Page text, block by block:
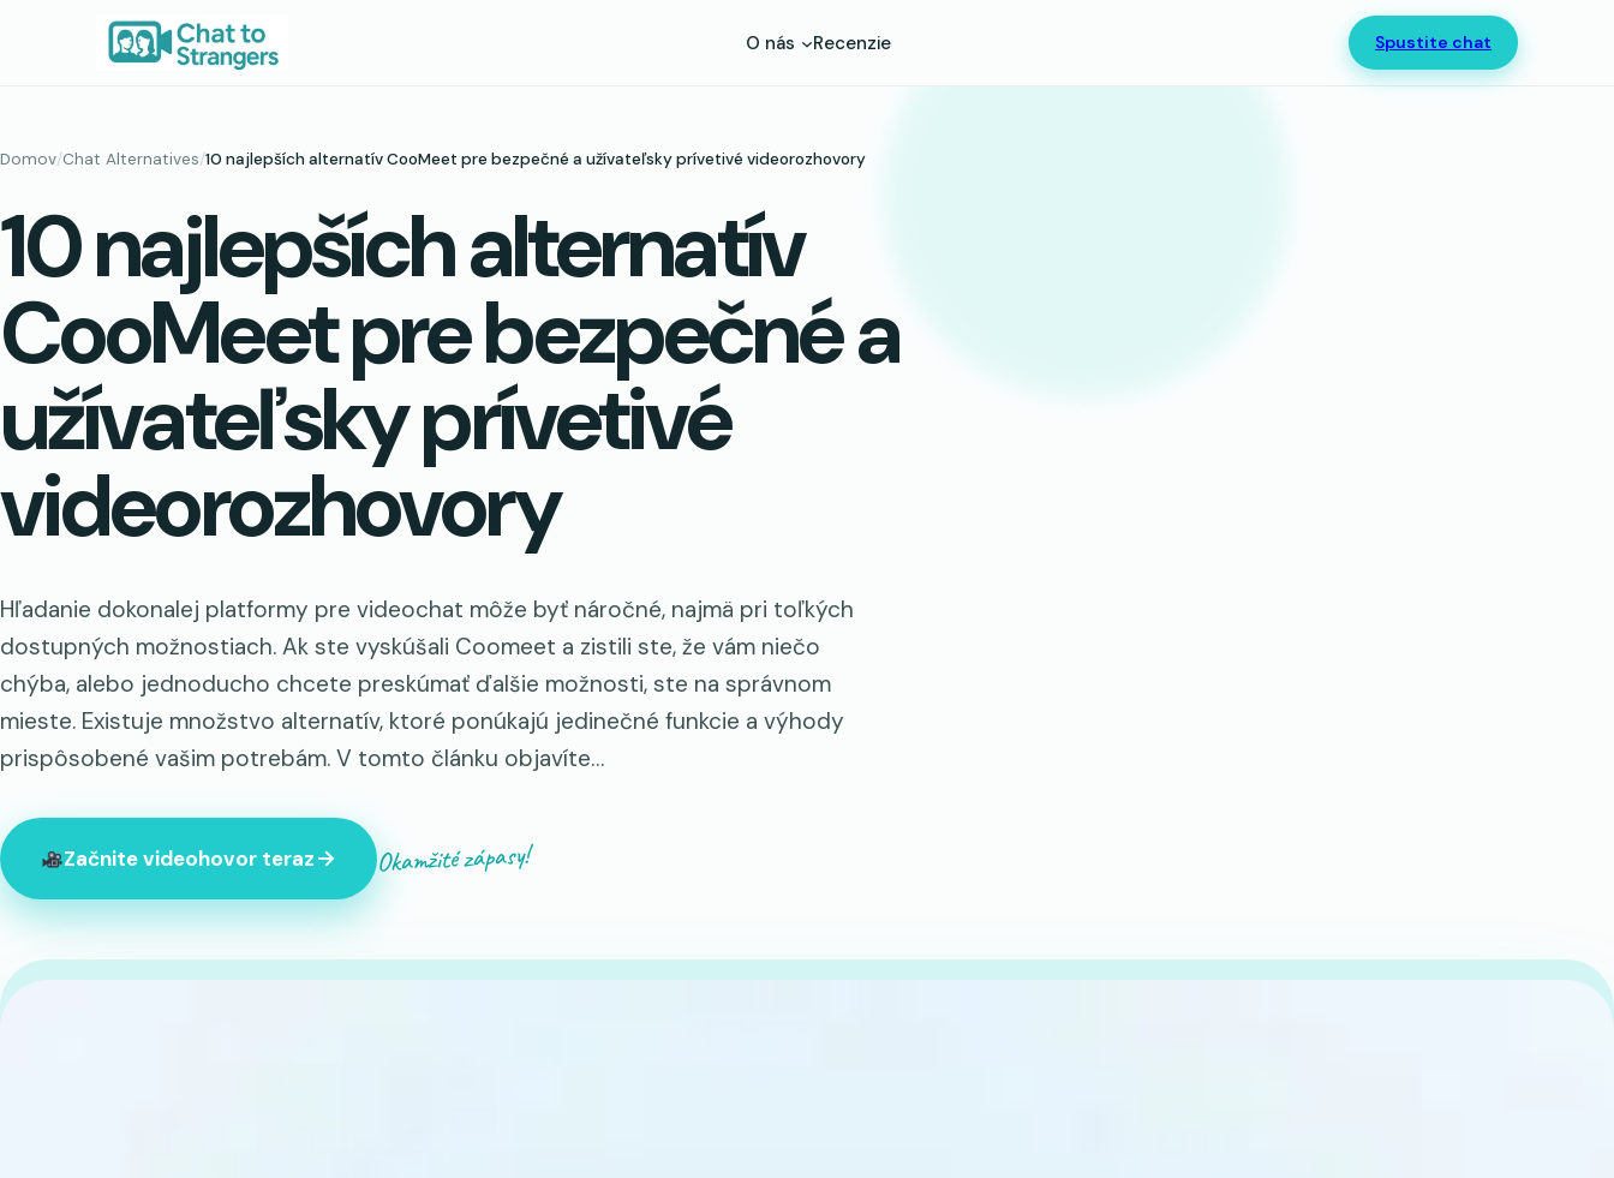
O nás Recenzie Spustite chat
Domov/Chat Alternatives/10 najlepších alternatív CooMeet pre bezpečné a užívateľsky prívetivé videorozhovory
10 najlepších alternatív
CooMeet pre bezpečné a
užívateľsky prívetivé
videorozhovory
Hľadanie dokonalej platformy pre videochat môže byť náročné, najmä pri toľkých
dostupných možnostiach. Ak ste vyskúšali Coomeet a zistili ste, že vám niečo
chýba, alebo jednoducho chcete preskúmať ďalšie možnosti, ste na správnom
mieste. Existuje množstvo alternatív, ktoré ponúkajú jedinečné funkcie a výhody
prispôsobené vašim potrebám. V tomto článku objavíte…
Začnite videohovor teraz Okamžité zápasy!